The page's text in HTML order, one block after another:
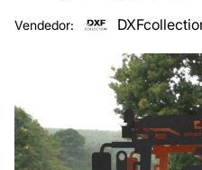
Vendedor: